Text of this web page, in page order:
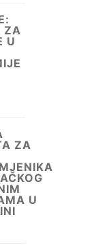
ZA
U
ZA
U